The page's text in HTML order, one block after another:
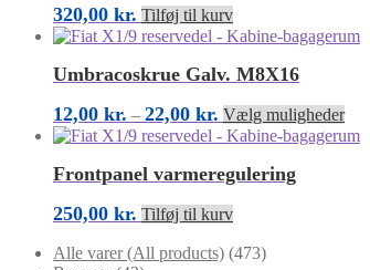
320,00 kr. Tilføj til kurv
Umbracoskrue Galv. M8X16
12,00 kr. – 22,00 kr. Prisinterval:
12,00 kr.
22,00 kr.
Vælg muligheder
vare
Frontpanel varmeregulering
250,00 kr. Tilføj til kurv
Alle varer (All products) (473)